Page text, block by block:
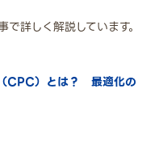
詳しく解説しています。
CPC）とは？ 最適化の